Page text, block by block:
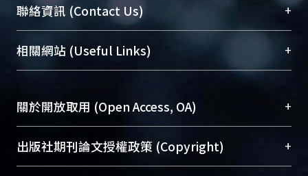
臺大位居世界頂尖大學之列，為永久珍藏及向國際
展現本校豐碩的研究成果及學術能量，圖書館整合
機構典藏（NTUR）與學術庫（AH）不同功能平
台，成為臺大學術典藏NTU scholars。期能整合研
究能量、促進交流合作、保存學術產出、推廣研究
成果。
To permanently archive and promote researcher
profiles and scholarly works, Library integrates the
services of “NTU Repository” with “Academic
聯絡資訊 (Contact Us) +
總館學科館員(Main Library)
醫學圖書館學科館員(Medical Library)
(Social
Sciences Library)
相關網站 (Useful Links) +
關於開放取用 (Open Access, OA) +
開放取用是從使用者角度提升資訊取用性的社會運
動，應用在學術研究上是透過將研究著作公開供使
出版社期刊論文授權政策 (Copyright) +